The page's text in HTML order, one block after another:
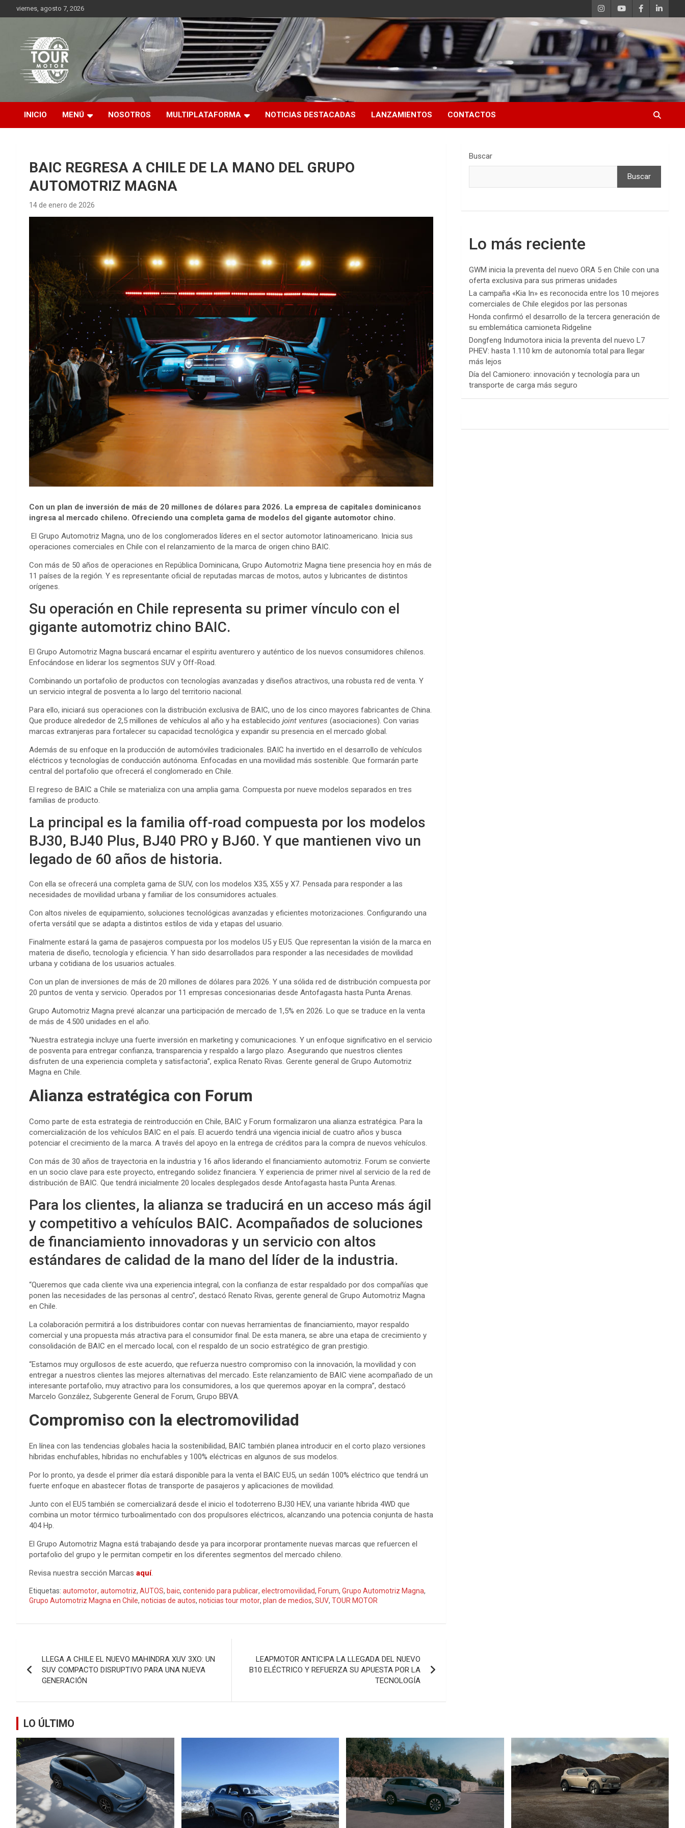
al
viernes, agosto 7, 2026
Tour Motor
Plataforma de contenido audiovisual para el sector automotriz
INICIO MENÚ NOSOTROS MULTIPLATAFORMA NOTICIAS DESTACADAS LANZAMIENTOS CONTACTOS
BAIC REGRESA A CHILE DE LA MANO DEL GRUPO
AUTOMOTRIZ MAGNA
14 de enero de 2026
Con un plan de inversión de más de 20 millones de dólares para 2026. La empresa de capitales dominicanos
ingresa al mercado chileno. Ofreciendo una completa gama de modelos del gigante automotor chino.
El Grupo Automotriz Magna, uno de los conglomerados líderes en el sector automotor latinoamericano. Inicia sus
operaciones comerciales en Chile con el relanzamiento de la marca de origen chino BAIC.
Con más de 50 años de operaciones en República Dominicana, Grupo Automotriz Magna tiene presencia hoy en más de
11 países de la región. Y es representante oficial de reputadas marcas de motos, autos y lubricantes de distintos
orígenes.
Su operación en Chile representa su primer vínculo con el
gigante automotriz chino BAIC.
El Grupo Automotriz Magna buscará encarnar el espíritu aventurero y auténtico de los nuevos consumidores chilenos.
Enfocándose en liderar los segmentos SUV y Off-Road.
Combinando un portafolio de productos con tecnologías avanzadas y diseños atractivos, una robusta red de venta. Y
un servicio integral de posventa a lo largo del territorio nacional.
Para ello, iniciará sus operaciones con la distribución exclusiva de BAIC, uno de los cinco mayores fabricantes de China.
Que produce alrededor de 2,5 millones de vehículos al año y ha establecido joint ventures (asociaciones). Con varias
marcas extranjeras para fortalecer su capacidad tecnológica y expandir su presencia en el mercado global.
Además de su enfoque en la producción de automóviles tradicionales. BAIC ha invertido en el desarrollo de vehículos
eléctricos y tecnologías de conducción autónoma. Enfocadas en una movilidad más sostenible. Que formarán parte
central del portafolio que ofrecerá el conglomerado en Chile.
El regreso de BAIC a Chile se materializa con una amplia gama. Compuesta por nueve modelos separados en tres
familias de producto.
La principal es la familia off-road compuesta por los modelos
BJ30, BJ40 Plus, BJ40 PRO y BJ60. Y que mantienen vivo un
legado de 60 años de historia.
Con ella se ofrecerá una completa gama de SUV, con los modelos X35, X55 y X7. Pensada para responder a las
necesidades de movilidad urbana y familiar de los consumidores actuales.
Con altos niveles de equipamiento, soluciones tecnológicas avanzadas y eficientes motorizaciones. Configurando una
oferta versátil que se adapta a distintos estilos de vida y etapas del usuario.
Finalmente estará la gama de pasajeros compuesta por los modelos U5 y EU5. Que representan la visión de la marca en
materia de diseño, tecnología y eficiencia. Y han sido desarrollados para responder a las necesidades de movilidad
urbana y cotidiana de los usuarios actuales.
Con un plan de inversiones de más de 20 millones de dólares para 2026. Y una sólida red de distribución compuesta por
20 puntos de venta y servicio. Operados por 11 empresas concesionarias desde Antofagasta hasta Punta Arenas.
Grupo Automotriz Magna prevé alcanzar una participación de mercado de 1,5% en 2026. Lo que se traduce en la venta
de más de 4.500 unidades en el año.
“Nuestra estrategia incluye una fuerte inversión en marketing y comunicaciones. Y un enfoque significativo en el servicio
de posventa para entregar confianza, transparencia y respaldo a largo plazo. Asegurando que nuestros clientes
disfruten de una experiencia completa y satisfactoria”, explica Renato Rivas. Gerente general de Grupo Automotriz
Magna en Chile.
Alianza estratégica con Forum
Como parte de esta estrategia de reintroducción en Chile, BAIC y Forum formalizaron una alianza estratégica. Para la
comercialización de los vehículos BAIC en el país. El acuerdo tendrá una vigencia inicial de cuatro años y busca
potenciar el crecimiento de la marca. A través del apoyo en la entrega de créditos para la compra de nuevos vehículos.
Con más de 30 años de trayectoria en la industria y 16 años liderando el financiamiento automotriz. Forum se convierte
en un socio clave para este proyecto, entregando solidez financiera. Y experiencia de primer nivel al servicio de la red de
distribución de BAIC. Que tendrá inicialmente 20 locales desplegados desde Antofagasta hasta Punta Arenas.
Para los clientes, la alianza se traducirá en un acceso más ágil
y competitivo a vehículos BAIC. Acompañados de soluciones
de financiamiento innovadoras y un servicio con altos
estándares de calidad de la mano del líder de la industria.
“Queremos que cada cliente viva una experiencia integral, con la confianza de estar respaldado por dos compañías que
ponen las necesidades de las personas al centro”, destacó Renato Rivas, gerente general de Grupo Automotriz Magna
en Chile.
La colaboración permitirá a los distribuidores contar con nuevas herramientas de financiamiento, mayor respaldo
comercial y una propuesta más atractiva para el consumidor final. De esta manera, se abre una etapa de crecimiento y
consolidación de BAIC en el mercado local, con el respaldo de un socio estratégico de gran prestigio.
“Estamos muy orgullosos de este acuerdo, que refuerza nuestro compromiso con la innovación, la movilidad y con
entregar a nuestros clientes las mejores alternativas del mercado. Este relanzamiento de BAIC viene acompañado de un
interesante portafolio, muy atractivo para los consumidores, a los que queremos apoyar en la compra”, destacó
Marcelo González, Subgerente General de Forum, Grupo BBVA.
Compromiso con la electromovilidad
En línea con las tendencias globales hacia la sostenibilidad, BAIC también planea introducir en el corto plazo versiones
híbridas enchufables, híbridas no enchufables y 100% eléctricas en algunos de sus modelos.
Por lo pronto, ya desde el primer día estará disponible para la venta el BAIC EU5, un sedán 100% eléctrico que tendrá un
fuerte enfoque en abastecer flotas de transporte de pasajeros y aplicaciones de movilidad.
Junto con el EU5 también se comercializará desde el inicio el todoterreno BJ30 HEV, una variante híbrida 4WD que
combina un motor térmico turboalimentado con dos propulsores eléctricos, alcanzando una potencia conjunta de hasta
404 Hp.
El Grupo Automotriz Magna está trabajando desde ya para incorporar prontamente nuevas marcas que refuercen el
portafolio del grupo y le permitan competir en los diferentes segmentos del mercado chileno.
Revisa nuestra sección Marcas aquí.
Etiquetas: automotor, automotriz, AUTOS, baic, contenido para publicar, electromovilidad, Forum, Grupo Automotriz Magna,
Grupo Automotriz Magna en Chile, noticias de autos, noticias tour motor, plan de medios, SUV, TOUR MOTOR
de
LLEGA A CHILE EL NUEVO MAHINDRA XUV 3XO: UN
SUV COMPACTO DISRUPTIVO PARA UNA NUEVA
GENERACIÓN
LEAPMOTOR ANTICIPA LA LLEGADA DEL NUEVO
B10 ELÉCTRICO Y REFUERZA SU APUESTA POR LA
TECNOLOGÍA
Buscar
Buscar
Lo más reciente
GWM inicia la preventa del nuevo ORA 5 en Chile con una
oferta exclusiva para sus primeras unidades
La campaña «Kia In» es reconocida entre los 10 mejores
comerciales de Chile elegidos por las personas
Honda confirmó el desarrollo de la tercera generación de
su emblemática camioneta Ridgeline
Dongfeng Indumotora inicia la preventa del nuevo L7
PHEV: hasta 1.110 km de autonomía total para llegar
más lejos
Día del Camionero: innovación y tecnología para un
transporte de carga más seguro
LO ÚLTIMO